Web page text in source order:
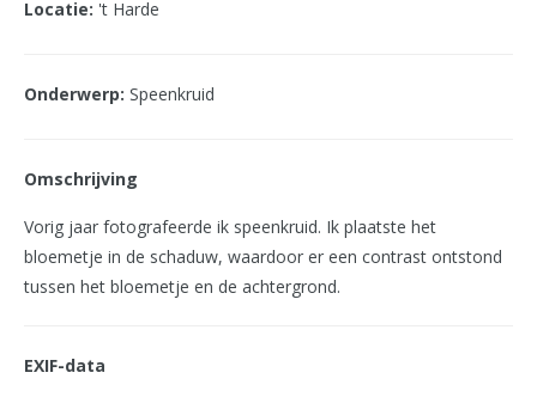
Locatie: 't Harde
Onderwerp: Speenkruid
Omschrijving
Vorig jaar fotografeerde ik speenkruid. Ik plaatste het
bloemetje in de schaduw, waardoor er een contrast ontstond
tussen het bloemetje en de achtergrond.
EXIF-data